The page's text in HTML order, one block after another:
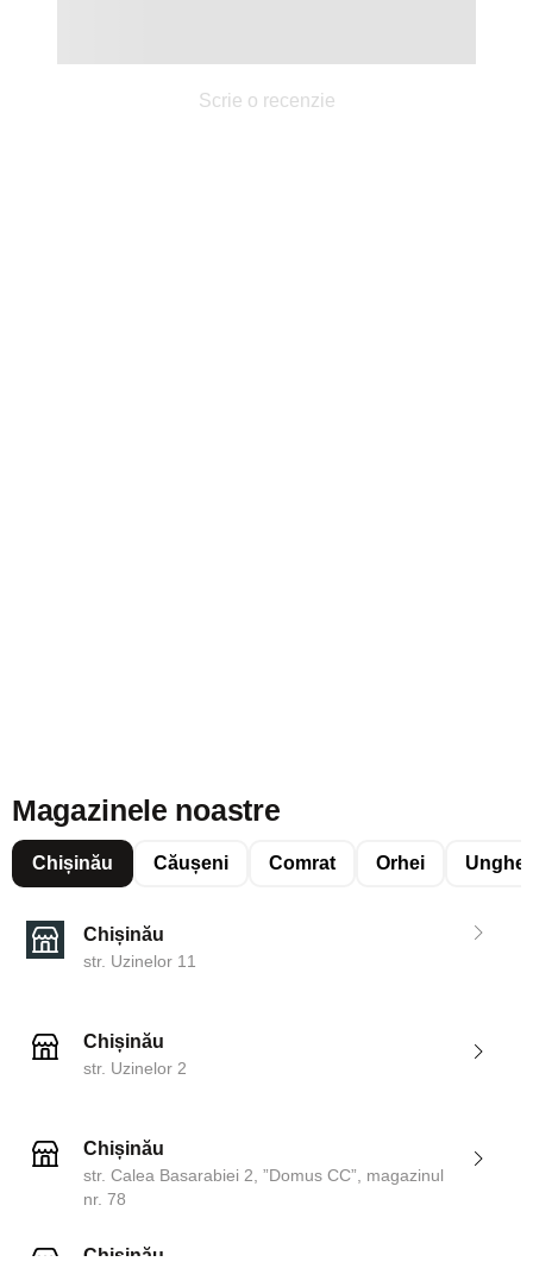
Scrie o recenzie
Magazinele noastre
Chișinău Căușeni Comrat Orhei
Chișinău
str. Uzinelor 11
Chișinău
str. Uzinelor 2
Chișinău
str. Calea Basarabiei 2, ”Domus CC”, magazinul
nr. 78
Chișinău